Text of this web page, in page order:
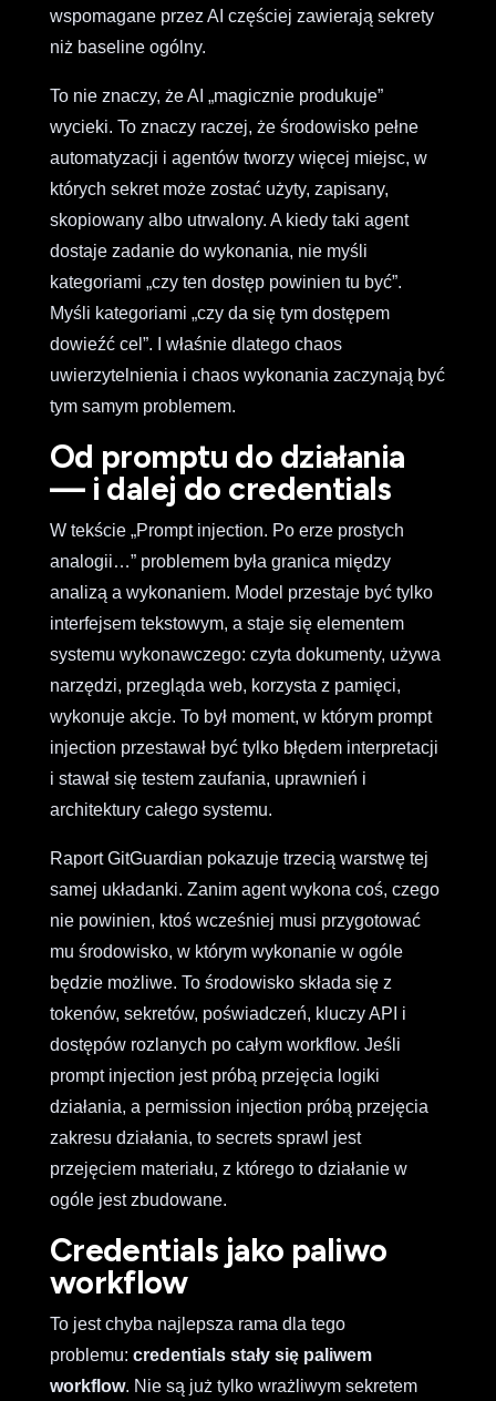
wspomagane przez AI częściej zawierają sekrety
niż baseline ogólny.
To nie znaczy, że AI „magicznie produkuje”
wycieki. To znaczy raczej, że środowisko pełne
automatyzacji i agentów tworzy więcej miejsc, w
których sekret może zostać użyty, zapisany,
skopiowany albo utrwalony. A kiedy taki agent
dostaje zadanie do wykonania, nie myśli
kategoriami „czy ten dostęp powinien tu być”.
Myśli kategoriami „czy da się tym dostępem
dowieźć cel”. I właśnie dlatego chaos
uwierzytelnienia i chaos wykonania zaczynają być
tym samym problemem.
Od promptu do działania
— i dalej do credentials
W tekście „Prompt injection. Po erze prostych
analogii…” problemem była granica między
analizą a wykonaniem. Model przestaje być tylko
interfejsem tekstowym, a staje się elementem
systemu wykonawczego: czyta dokumenty, używa
narzędzi, przegląda web, korzysta z pamięci,
wykonuje akcje. To był moment, w którym prompt
injection przestawał być tylko błędem interpretacji
i stawał się testem zaufania, uprawnień i
architektury całego systemu.
Raport GitGuardian pokazuje trzecią warstwę tej
samej układanki. Zanim agent wykona coś, czego
nie powinien, ktoś wcześniej musi przygotować
mu środowisko, w którym wykonanie w ogóle
będzie możliwe. To środowisko składa się z
tokenów, sekretów, poświadczeń, kluczy API i
dostępów rozlanych po całym workflow. Jeśli
prompt injection jest próbą przejęcia logiki
działania, a permission injection próbą przejęcia
zakresu działania, to secrets sprawl jest
przejęciem materiału, z którego to działanie w
ogóle jest zbudowane.
Credentials jako paliwo
workflow
To jest chyba najlepsza rama dla tego
problemu: credentials stały się paliwem
workflow. Nie są już tylko wrażliwym sekretem